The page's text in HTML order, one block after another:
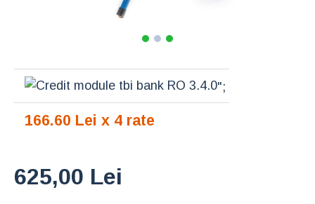
625,00 Lei
";
166.60 Lei x 4 rate